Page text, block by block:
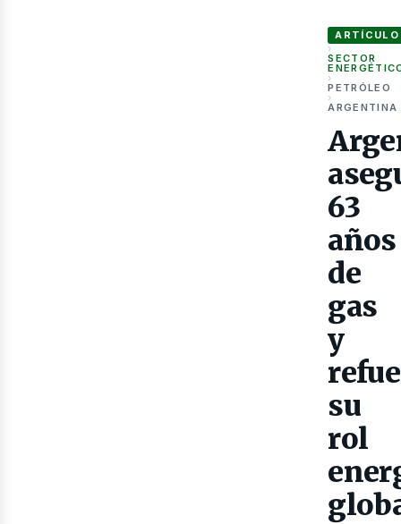
ARTÍCULO
›
SECTOR
›
PETRÓLEO
›
ARGENTINA
63
años
de
gas
y
su
rol